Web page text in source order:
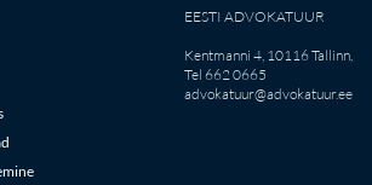
EESTI ADVOKATUUR
Kentmanni 4, 10116 Tallinn,
Tel 662 0665
advokatuur@advokatuur.ee